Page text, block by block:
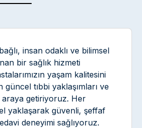
insan odaklı ve bilimsel
bir sağlık hizmeti
yaşam kalitesini
güncel tıbbi yaklaşımları ve
getiriyoruz. Her
yaklaşarak güvenli, şeffaf
deneyimi sağlıyoruz.